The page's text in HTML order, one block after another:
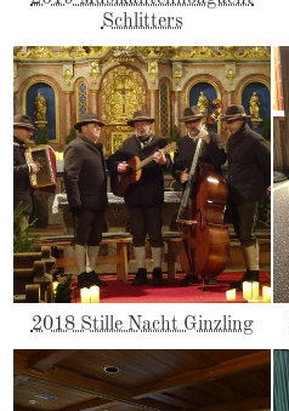
Schlitters
2018 Stille Nacht Ginzling